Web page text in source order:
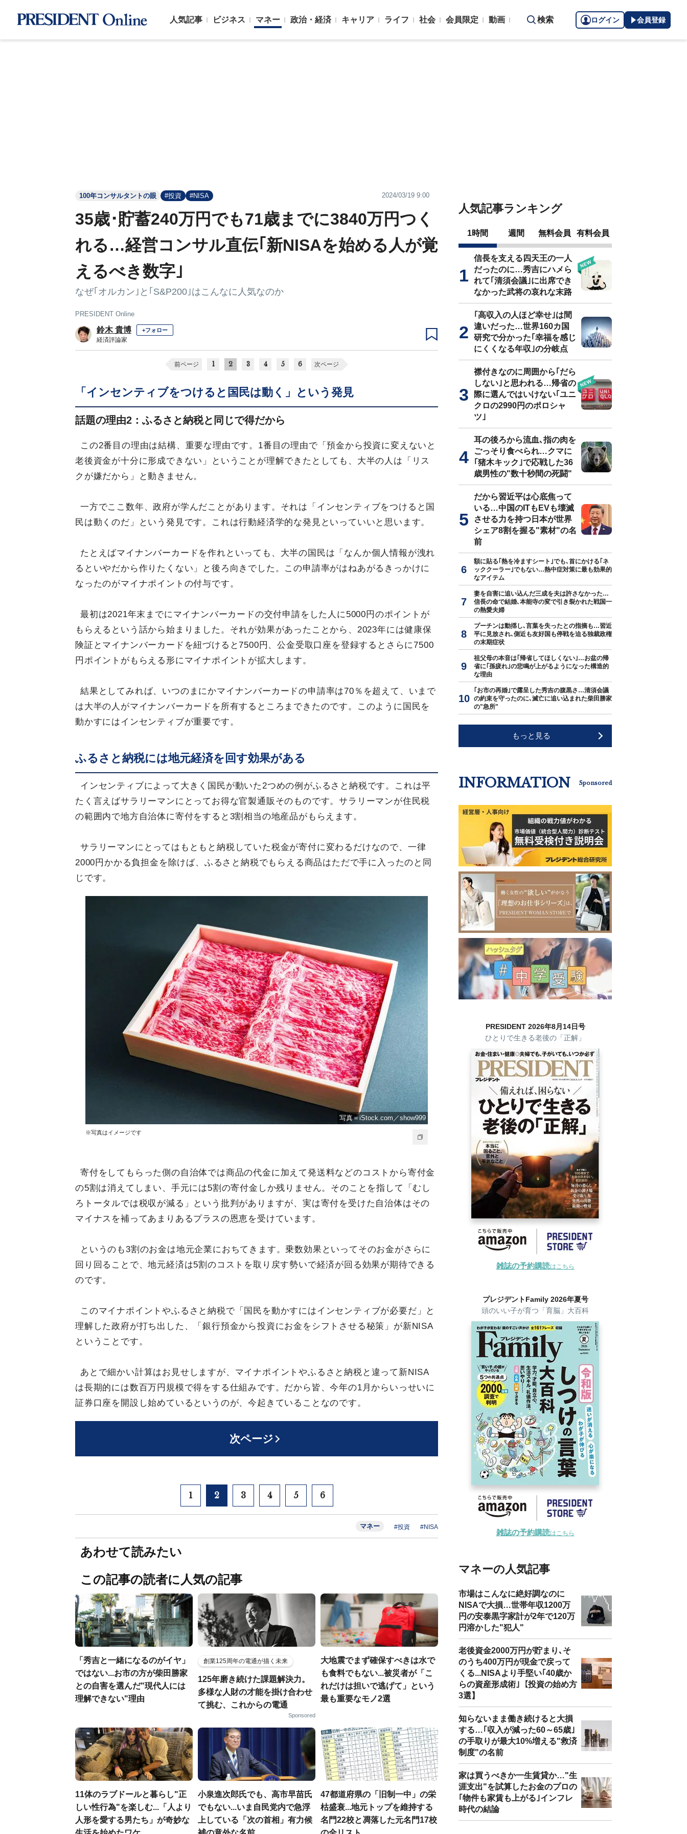
人気記事 ビジネス マネー 政治・経済 キャリア ライフ 社会 会員限定 動画 検索 ログイン 会員登録
100年コンサルタントの眼 #投資 #NISA 2024/03/19 9:00
35歳･貯蓄240万円でも71歳までに3840万円つく
れる…経営コンサル直伝｢新NISAを始める人が覚
えるべき数字｣
なぜ｢オルカン｣と｢S&P200｣はこんなに人気なのか
PRESIDENT Online
鈴木 貴博 +フォロー
経済評論家
前ページ 1 2 3 4 5 6 次ページ
「インセンティブをつけると国民は動く」という発見
話題の理由2：ふるさと納税と同じで得だから
この2番目の理由は結構、重要な理由です。1番目の理由で「預金から投資に変えないと
老後資金が十分に形成できない」ということが理解できたとしても、大半の人は「リス
クが嫌だから」と動きません。
一方でここ数年、政府が学んだことがあります。それは「インセンティブをつけると国
民は動くのだ」という発見です。これは行動経済学的な発見といっていいと思います。
たとえばマイナンバーカードを作れといっても、大半の国民は「なんか個人情報が洩れ
るといやだから作りたくない」と後ろ向きでした。この申請率がはねあがるきっかけに
なったのがマイナポイントの付与です。
最初は2021年末までにマイナンバーカードの交付申請をした人に5000円のポイントが
もらえるという話から始まりました。それが効果があったことから、2023年には健康保
険証とマイナンバーカードを紐づけると7500円、公金受取口座を登録するとさらに7500
円ポイントがもらえる形にマイナポイントが拡大します。
結果としてみれば、いつのまにかマイナンバーカードの申請率は70％を超えて、いまで
は大半の人がマイナンバーカードを所有するところまできたのです。このように国民を
動かすにはインセンティブが重要です。
ふるさと納税には地元経済を回す効果がある
インセンティブによって大きく国民が動いた2つめの例がふるさと納税です。これは平
たく言えばサラリーマンにとってお得な官製通販そのものです。サラリーマンが住民税
の範囲内で地方自治体に寄付をすると3割相当の地産品がもらえます。
サラリーマンにとってはもともと納税していた税金が寄付に変わるだけなので、一律
2000円かかる負担金を除けば、ふるさと納税でもらえる商品はただで手に入ったのと同
じです。
写真＝iStock.com／show999
※写真はイメージです
寄付をしてもらった側の自治体では商品の代金に加えて発送料などのコストから寄付金
の5割は消えてしまい、手元には5割の寄付金しか残りません。そのことを指して「むし
ろトータルでは税収が減る」という批判がありますが、実は寄付を受けた自治体はその
マイナスを補ってあまりあるプラスの恩恵を受けています。
というのも3割のお金は地元企業におちてきます。乗数効果といってそのお金がさらに
回り回ることで、地元経済は5割のコストを取り戻す勢いで経済が回る効果が期待できる
のです。
このマイナポイントやふるさと納税で「国民を動かすにはインセンティブが必要だ」と
理解した政府が打ち出した、「銀行預金から投資にお金をシフトさせる秘策」が新NISA
ということです。
あとで細かい計算はお見せしますが、マイナポイントやふるさと納税と違って新NISA
は長期的には数百万円規模で得をする仕組みです。だから皆、今年の1月からいっせいに
証券口座を開設し始めているというのが、今起きていることなのです。
次ページ
1 2 3 4 5 6
マネー #投資 #NISA
あわせて読みたい
この記事の読者に人気の記事
「秀吉と一緒になるのがイヤ」
ではない...お市の方が柴田勝家
との自害を選んだ"現代人には
理解できない"理由
創業125周年の電通が描く未来
125年磨き続けた課題解決力。
多様な人財の才能を掛け合わせ
て挑む、これからの電通
Sponsored
大地震でまず確保すべきは水で
も食料でもない...被災者が「こ
れだけは担いで逃げて」という
最も重要なモノ2選
11体のラブドールと暮らし"正
しい性行為"を楽しむ...「人より
人形を愛する男たち」が奇妙な
小泉進次郎氏でも、高市早苗氏
でもない...いま自民党内で急浮
上している「次の首相」有力候
47都道府県の「旧制一中」の栄
枯盛衰...地元トップを維持する
名門22校と凋落した元名門17校
人気記事ランキング
1時間 週間 無料会員 有料会員
信長を支える四天王の一人
だったのに…秀吉にハメら
れて｢清須会議｣に出席でき
なかった武将の哀れな末路
｢高収入の人ほど幸せ｣は間
違いだった…世界160カ国
研究で分かった｢幸福を感じ
にくくなる年収｣の分岐点
襟付きなのに周囲から｢だら
しない｣と思われる…帰省の
際に選んではいけない｢ユニ
クロの2990円のポロシャ
ツ｣
耳の後ろから流血､指の肉を
ごっそり食べられ…クマに
｢猪木キック｣で応戦した36
歳男性の"数十秒間の死闘"
だから習近平は心底焦って
いる…中国のITもEVも壊滅
させる力を持つ日本が世界
シェア8割を握る"素材"の名
前
額に貼る｢熱を冷ますシート｣でも､首にかける｢ネ
ッククーラー｣でもない…熱中症対策に最も効果的
なアイテム
妻を自害に追い込んだ三成を夫は許さなかった…
信長の命で結婚､本能寺の変で引き裂かれた戦国一
の熱愛夫婦
プーチンは動揺し､言葉を失ったとの指摘も…習近
平に見放され､側近も友好国も停戦を迫る独裁政権
の末期症状
祖父母の本音は｢帰省してほしくない｣…お盆の帰
省に｢孫疲れ｣の悲鳴が上がるようになった構造的
な理由
｢お市の再婚｣で露呈した秀吉の腹黒さ…清須会議
の約束を守ったのに､滅亡に追い込まれた柴田勝家
の"急所"
もっと見る
INFORMATION Sponsored
PRESIDENT 2026年8月14日号
ひとりで生きる老後の「正解」
雑誌の予約購読はこちら
プレジデントFamily 2026年夏号
頭のいい子が育つ「育脳」大百科
雑誌の予約購読はこちら
マネーの人気記事
市場はこんなに絶好調なのに
NISAで大損…世帯年収1200万
円の安泰黒字家計が2年で120万
円溶かした"犯人"
老後資金2000万円が貯まり､そ
のうち400万円が現金で戻って
くる...NISAより手堅い｢40歳か
らの資産形成術｣【投資の始め方
3選】
知らないまま働き続けると大損
する…｢収入が減った60～65歳｣
の手取りが最大10%増える"救済
制度"の名前
家は買うべきか一生賃貸か…"生
涯支出"を試算したお金のプロの
｢物件も家賃も上がる｣インフレ
時代の結論